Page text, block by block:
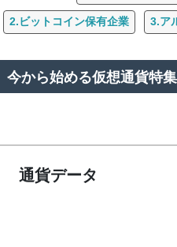
2.ビットコイン保有企業 3.ア
今から始める仮想通貨特集
通貨データ